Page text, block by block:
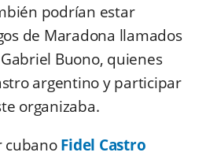
podrían estar
de Maradona llamados
Buono, quienes
argentino y participar
organizaba.
cubanoFidel Castro